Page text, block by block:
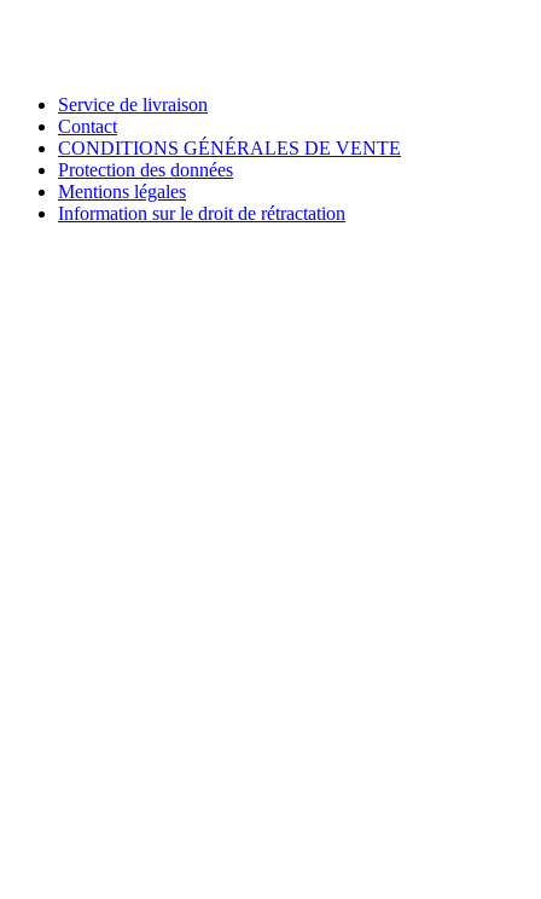
Service de livraison
Contact
CONDITIONS GÉNÉRALES DE VENTE
Protection des données
Mentions légales
Information sur le droit de rétractation